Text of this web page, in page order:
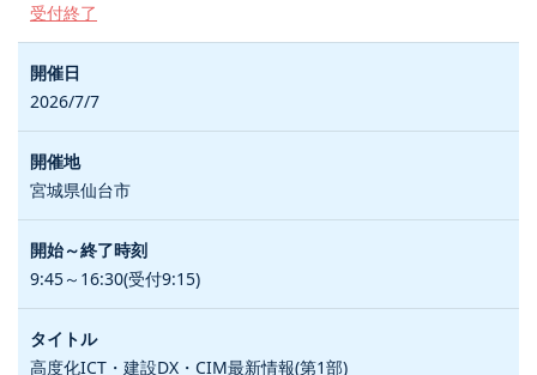
受付終了
2026/7/7
宮城県仙台市
9:45～16:30(受付9:15)
高度化ICT・建設DX・CIM最新情報(第1部)